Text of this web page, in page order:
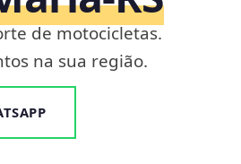
de motocicletas.
na sua região.